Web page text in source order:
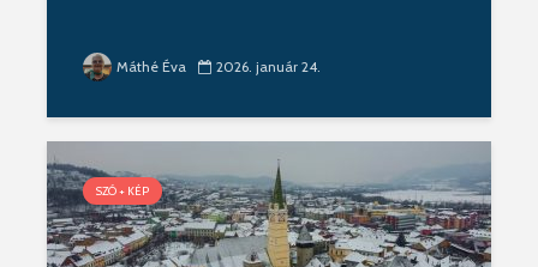
Máthé Éva 2026. január 24.
SZÓ + KÉP